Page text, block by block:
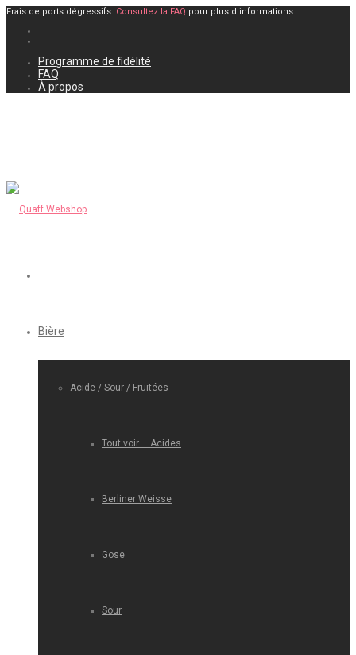
Frais de ports dégressifs. Consultez la FAQ pour plus d'informations.
Programme de fidélité
FAQ
À propos
Bière
Acide / Sour / Fruitées
Tout voir – Acides
Berliner Weisse
Gose
Sour